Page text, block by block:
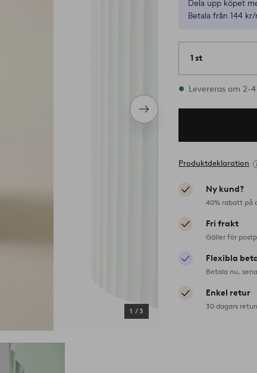
Nästa
produkt
1 /3
Dela upp köpet
Betala från 144 kr/
1 st
I lager
Levereras om 2-
Produktdeklaration
Ny kund?
40% rabatt på
Fri frakt
Gäller för
Flexibla
Betala nu,
Enkel retur
30 dagars